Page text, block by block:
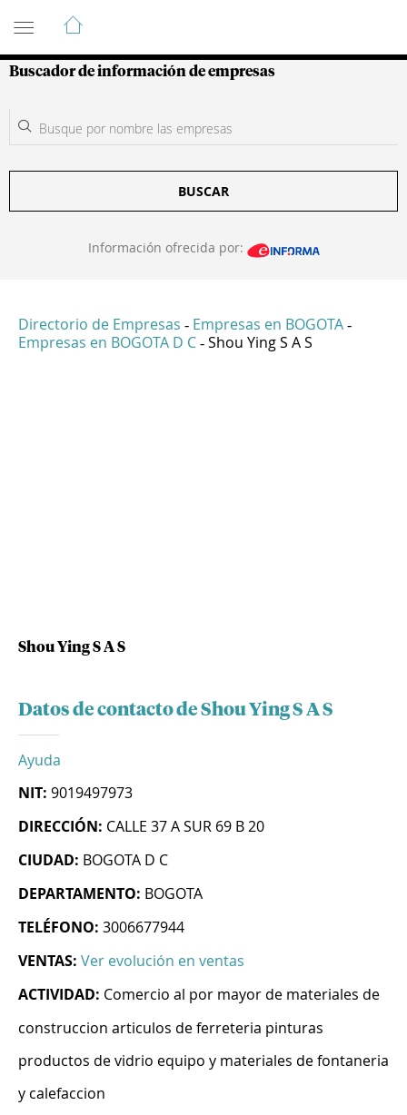
Guía de Empresas Colombianas
Buscador de información de empresas
BUSCAR
Información ofrecida por:
Directorio de Empresas - Empresas en BOGOTA -
Empresas en BOGOTA D C - Shou Ying S A S
Shou Ying S A S
Datos de contacto de Shou Ying S A S
Ayuda
NIT: 9019497973
DIRECCIÓN: CALLE 37 A SUR 69 B 20
CIUDAD: BOGOTA D C
DEPARTAMENTO: BOGOTA
TELÉFONO: 3006677944
VENTAS: Ver evolución en ventas
ACTIVIDAD: Comercio al por mayor de materiales de
construccion articulos de ferreteria pinturas
productos de vidrio equipo y materiales de fontaneria
y calefaccion